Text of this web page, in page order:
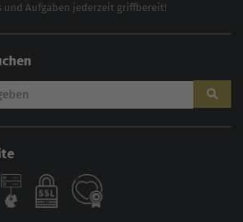
und Aufgaben jederzeit griffbereit!